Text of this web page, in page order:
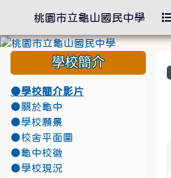
學校簡介
●學校簡介影片
●關於龜中
●學校願景
●校舍平面圖
●龜中校徽
●學校現況
桃園市立龜山國民中學